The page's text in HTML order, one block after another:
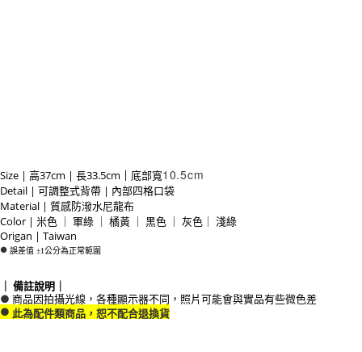
Size | 高37cm | 長33.5cm | 底部寬10.5cm
Detail | 可調整式背帶 | 內部四格口袋
Material | 質感防潑水尼龍布
Color | 米色 ｜ 軍綠 ｜ 橘黃 ｜ 黑色 ｜ 灰色 ｜ 淺綠
Origan | Taiwan
● 誤差值 ±1公分為正常範圍
｜ 備註說明｜
● 商品因拍攝光線，各種顯示器不同，照片可能會與實品有些微色差
● 此為配件類商品，恕不配合退換貨